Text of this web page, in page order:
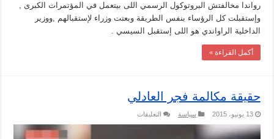
رواندا مخالفتش البروتوكول الرسمي اللى بيتعمل في المؤتمرات الكبرى ,
وإستقبلت كل الرؤساء بنفس الطريقة وبعتت وزراء لإستقبالهم ,ووزير
الداخلية الراواندي هو اللى إستقبل السيسي .
أكمل القراءة »
حقيقة مكالمة فجر العادلي
13 يونيو، 2015 سياسة التعليقات